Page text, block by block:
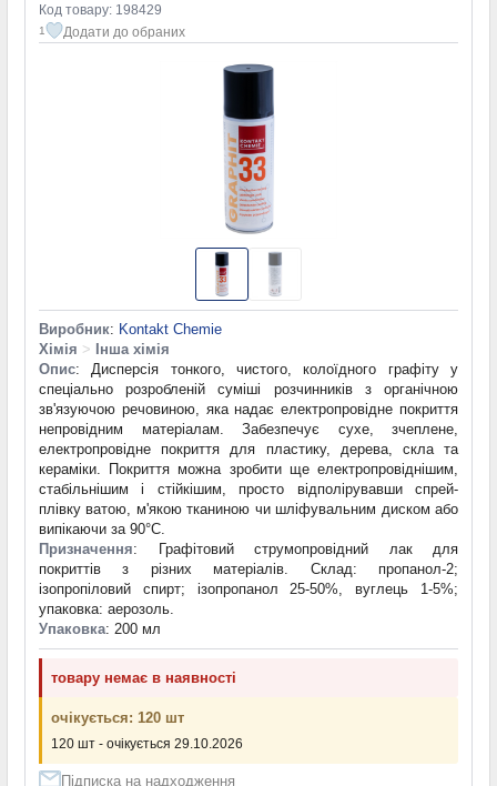
Код товару: 198429
1 Додати до обраних
Виробник: Kontakt Chemie
Хімія > Інша хімія
Опис: Дисперсія тонкого, чистого, колоїдного графіту у
спеціально розробленій суміші розчинників з органічною
зв'язуючою речовиною, яка надає електропровідне покриття
непровідним матеріалам. Забезпечує сухе, зчеплене,
електропровідне покриття для пластику, дерева, скла та
кераміки. Покриття можна зробити ще електропровіднішим,
стабільнішим і стійкішим, просто відполірувавши спрей-
плівку ватою, м'якою тканиною чи шліфувальним диском або
випікаючи за 90°C.
Призначення: Графітовий струмопровідний лак для
покриттів з різних матеріалів. Склад: пропанол-2;
ізопропіловий спирт; ізопропанол 25-50%, вуглець 1-5%;
упаковка: аерозоль.
Упаковка: 200 мл
товару немає в наявності
очікується: 120 шт
120 шт - очікується 29.10.2026
Підписка на надходження